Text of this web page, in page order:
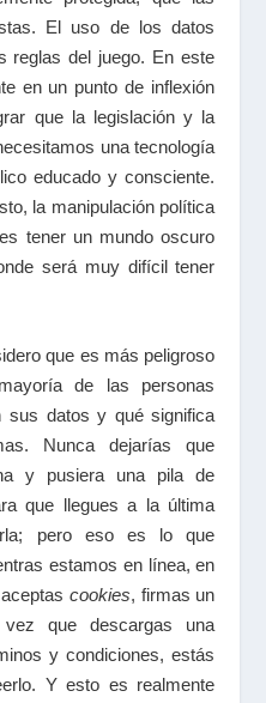
El uso de los datos
reglas del juego. En este
en un punto de inflexión
que la legislación y la
una tecnología
educado y consciente.
la manipulación política
tener un mundo oscuro
será muy difícil tener
que es más peligroso
de las personas
sus datos y qué significa
Nunca dejarías que
y pusiera una pila de
que llegues a la última
pero eso es lo que
estamos en línea, en
aceptascookies, firmas un
que descargas una
y condiciones, estás
Y esto es realmente